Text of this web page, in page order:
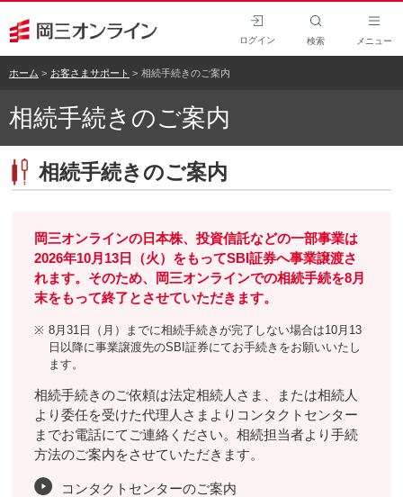
ログイン 検索 メニュー
ホーム お客さまサポート 相続手続きのご案内
相続手続きのご案内
相続手続きのご案内
岡三オンラインの日本株、投資信託などの一部事業は
2026年10月13日（火）をもってSBI証券へ事業譲渡さ
れます。そのため、岡三オンラインでの相続手続を8月
末をもって終了とさせていただきます。
※ 8月31日（月）までに相続手続きが完了しない場合は10月13
日以降に事業譲渡先のSBI証券にてお手続きをお願いいたし
ます。
相続手続きのご依頼は法定相続人さま、または相続人
より委任を受けた代理人さまよりコンタクトセンター
までお電話にてご連絡ください。相続担当者より手続
方法のご案内をさせていただきます。
コンタクトセンターのご案内